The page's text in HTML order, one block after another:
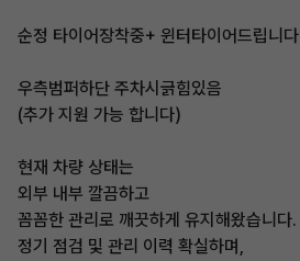
순정 타이어장착중+ 윈터타이어드립니다
우측범퍼하단 주차시긁힘있음
(추가 지원 가능 합니다)
현재 차량 상태는
외부 내부 깔끔하고
꼼꼼한 관리로 깨끗하게 유지해왔습니다.
정기 점검 및 관리 이력 확실하며,